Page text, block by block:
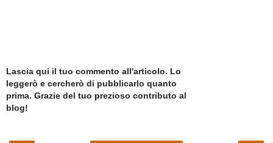
Lascia qui il tuo commento all'articolo. Lo
leggerò e cercherò di pubblicarlo quanto
prima. Grazie del tuo prezioso contributo al
blog!